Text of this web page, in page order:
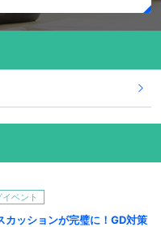
ベント
カッションが完璧に！GD対策